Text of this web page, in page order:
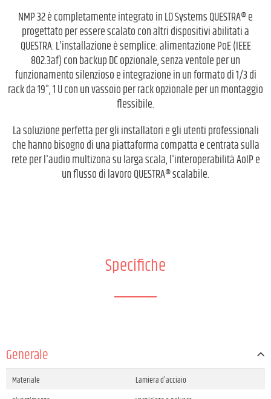
NMP 32 è completamente integrato in LD Systems QUESTRA® e
progettato per essere scalato con altri dispositivi abilitati a
QUESTRA. L'installazione è semplice: alimentazione PoE (IEEE
802.3af) con backup DC opzionale, senza ventole per un
funzionamento silenzioso e integrazione in un formato di 1/3 di
rack da 19", 1 U con un vassoio per rack opzionale per un montaggio
flessibile.
La soluzione perfetta per gli installatori e gli utenti professionali
che hanno bisogno di una piattaforma compatta e centrata sulla
rete per l'audio multizona su larga scala, l'interoperabilità AoIP e
un flusso di lavoro QUESTRA® scalabile.
Specifiche
Generale
Materiale
Lamiera d'acciaio